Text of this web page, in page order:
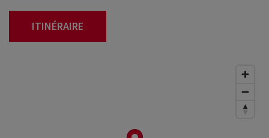
ITINÉRAIRE